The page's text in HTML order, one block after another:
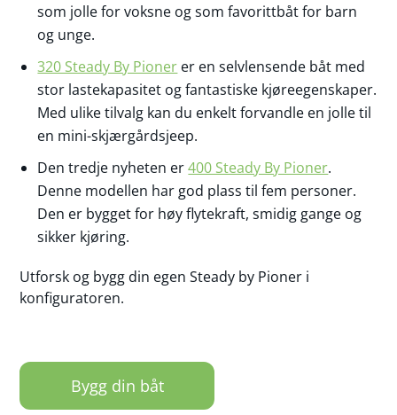
som jolle for voksne og som favorittbåt for barn
og unge.
320 Steady By Pioner er en selvlensende båt med
stor lastekapasitet og fantastiske kjøreegenskaper.
Med ulike tilvalg kan du enkelt forvandle en jolle til
en mini-skjærgårdsjeep.
Den tredje nyheten er400 Steady By Pioner.
Denne modellen har god plass til fem personer.
Den er bygget for høy flytekraft, smidig gange og
sikker kjøring.
Utforsk og bygg din egen Steady by Pioner i
konfiguratoren.
Bygg din båt